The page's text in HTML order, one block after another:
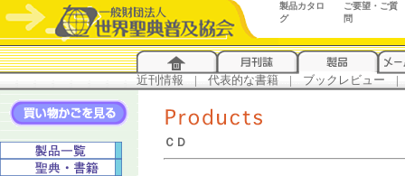
製品カタロ
グ
ご要望・ご質
問
近刊情報 | 代表的な書籍 | ブックレビュー |
ＣＤ